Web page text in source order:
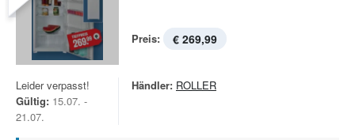
Preis: € 269,99
Leider verpasst!
Gültig: 15.07. -
21.07.
Händler: ROLLER